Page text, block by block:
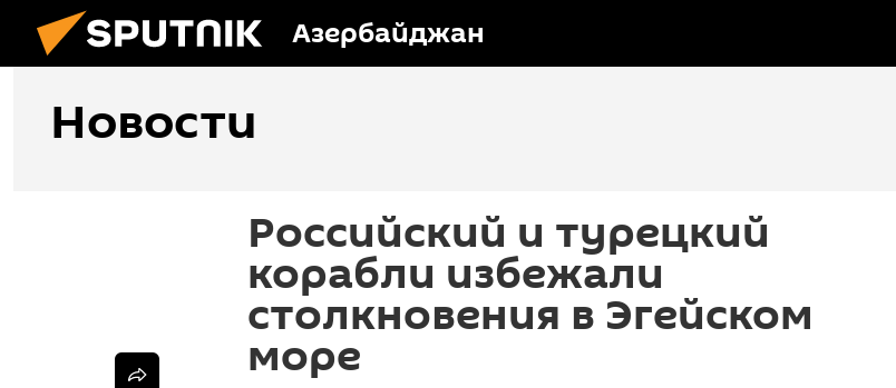
Азербайджан
Новости
Российский и турецкий
корабли избежали
столкновения в Эгейском
море